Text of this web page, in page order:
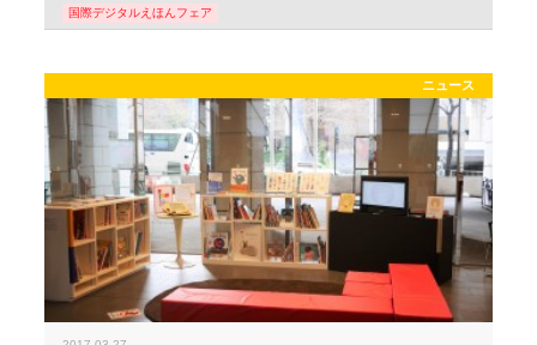
国際デジタルえほんフェア
ニュース